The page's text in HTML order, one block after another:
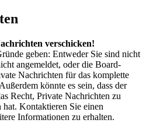
verschicken!
geben: Entweder Sie sind nicht
angemeldet, oder die Board-
Nachrichten für das komplette
könnte es sein, dass der
Recht, Private Nachrichten zu
hat. Kontaktieren Sie einen
Informationen zu erhalten.